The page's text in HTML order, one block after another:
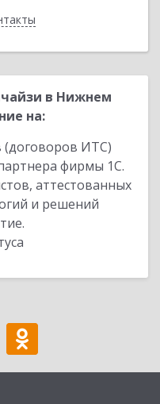
в Нижнем
на:
(договоров ИТС)
фирмы 1С.
аттестованных
и решений